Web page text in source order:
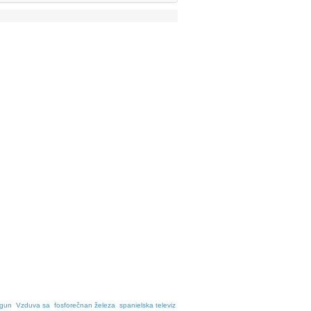
Vzduva sa fosforečnan železa spanielska televiz